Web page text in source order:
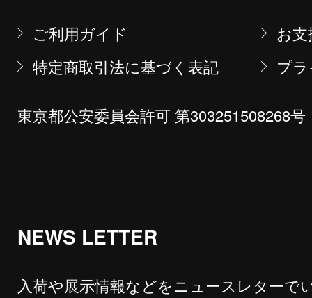
ご利用ガイド
お
特定商取引法に基づく表記
プ
東京都公安委員会許可 第303251508268号
NEWS LETTER
入荷や展示情報などをニュースレターで